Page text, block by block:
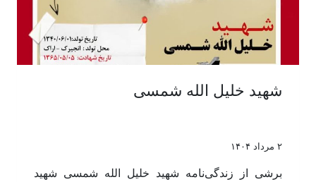
شهید خلیل الله شمسی
۲ مرداد ۱۴۰۴
برشی از زندگی‌نامه شهید خلیل الله شمسی شهید